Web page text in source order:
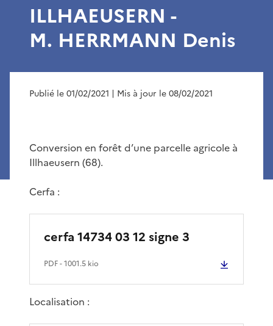
ILLHAEUSERN -
M. HERRMANN Denis
Publié le 01/02/2021 | Mis à jour le 08/02/2021
Conversion en forêt d’une parcelle agricole à
Illhaeusern (68).
Cerfa :
cerfa 14734 03 12 signe 3
PDF- 1001.5 kio
Localisation :